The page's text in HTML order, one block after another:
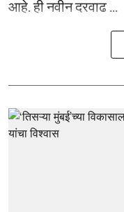
आहे. ही नवीन दरवाढ ...